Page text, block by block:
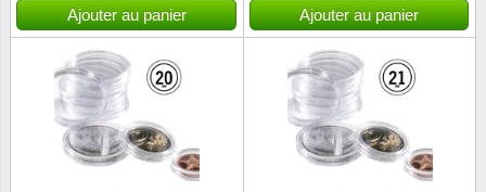
Ajouter au panier Ajouter au panier